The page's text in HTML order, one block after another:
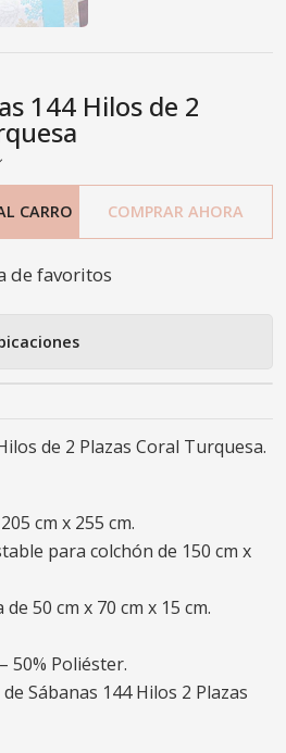
144 Hilos de 2
CARRO COMPRAR AHORA
de favoritos
de 2 Plazas Coral Turquesa.
cm x 255 cm.
para colchón de 150 cm x
50 cm x 70 cm x 15 cm.
50% Poliéster.
Sábanas 144 Hilos 2 Plazas